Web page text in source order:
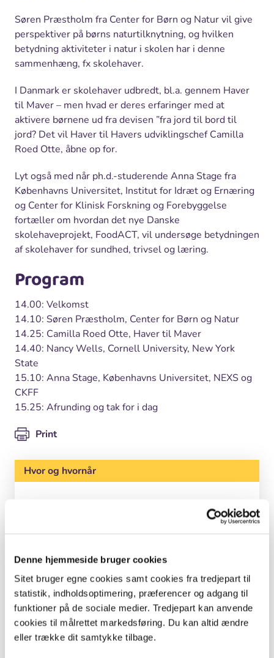
Denne hjemmeside bruger cookies
Sitet bruger egne cookies samt cookies fra tredjepart til
statistik, indholdsoptimering, præferencer og adgang til
funktioner på de sociale medier. Tredjepart kan anvende
cookies til målrettet markedsføring. Du kan altid ændre
eller trække dit samtykke tilbage.
Søren Præstholm fra Center for Børn og Natur vil give
perspektiver på børns naturtilknytning, og hvilken
betydning aktiviteter i natur i skolen har i denne
sammenhæng, fx skolehaver.
I Danmark er skolehaver udbredt, bl.a. gennem Haver
til Maver – men hvad er deres erfaringer med at
aktivere børnene ud fra devisen ”fra jord til bord til
jord? Det vil Haver til Havers udviklingschef Camilla
Roed Otte, åbne op for.
Lyt også med når ph.d.-studerende Anna Stage fra
Københavns Universitet, Institut for Idræt og Ernæring
og Center for Klinisk Forskning og Forebyggelse
fortæller om hvordan det nye Danske
skolehaveprojekt, FoodACT, vil undersøge betydningen
af skolehaver for sundhed, trivsel og læring.
Program
14.00: Velkomst
14.10: Søren Præstholm, Center for Børn og Natur
14.25: Camilla Roed Otte, Haver til Maver
14.40: Nancy Wells, Cornell University, New York
State
15.10: Anna Stage, Københavns Universitet, NEXS og
CKFF
15.25: Afrunding og tak for i dag
Print
Hvor og hvornår
Hvornår: Mandag den 19. juni kl. 14.00 -
Hvor: Det store auditorium på NEXS, Nørre
Alle 53, 1. Sal, 2200 København N
NB: Oplæg vil blive holdt på engelsk.
Tilmelding: Center for Børn og Naturs